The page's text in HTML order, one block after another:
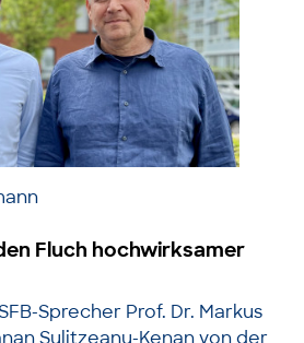
Fluch hochwirksamer
Sprecher Prof. Dr. Markus
Sulitzeanu-Kenan von der